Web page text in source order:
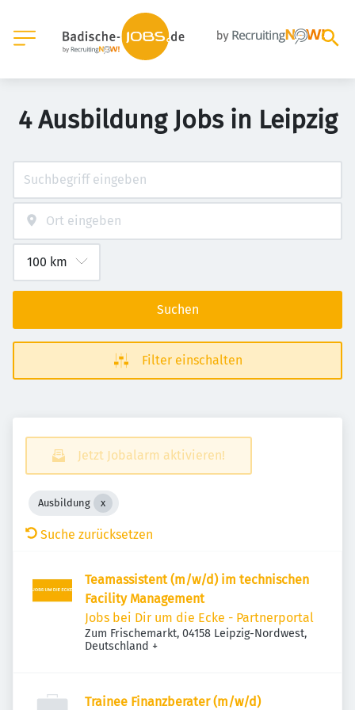
4 Ausbildung Jobs in Leipzig
Suchen
Filter einschalten
Jetzt Jobalarm aktivieren!
Ausbildung
Suche zurücksetzen
Teamassistent (m/w/d) im technischen
Facility Management
Jobs bei Dir um die Ecke - Partnerportal
Zum Frischemarkt, 04158 Leipzig-Nordwest,
Deutschland +
Trainee Finanzberater (m/w/d)